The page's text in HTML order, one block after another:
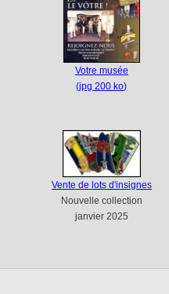
Votre musée
(jpg 200 ko)
Vente de lots d'insignes
Nouvelle collection
janvier 2025